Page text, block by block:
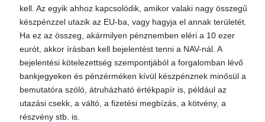
kell. Az egyik ahhoz kapcsolódik, amikor valaki nagy összegű
készpénzzel utazik az EU-ba, vagy hagyja el annak területét.
Ha ez az összeg, akármilyen pénznemben eléri a 10 ezer
eurót, akkor írásban kell bejelentést tenni a NAV-nál. A
bejelentési kötelezettség szempontjából a forgalomban lévő
bankjegyeken és pénzérméken kívül készpénznek minősül a
bemutatóra szóló, átruházható értékpapír is, például az
utazási csekk, a váltó, a fizetési megbízás, a kötvény, a
részvény stb. is.